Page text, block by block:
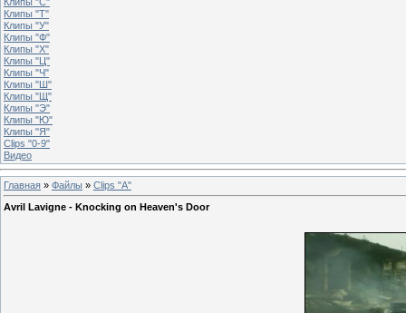
Клипы "Т"
Клипы "У"
Клипы "Ф"
Клипы "Х"
Клипы "Ц"
Клипы "Ч"
Клипы "Ш"
Клипы "Щ"
Клипы "Э"
Клипы "Ю"
Клипы "Я"
Clips "0-9"
Видео
Главная » Файлы » Clips "A"
Avril Lavigne - Knocking on Heaven's Door